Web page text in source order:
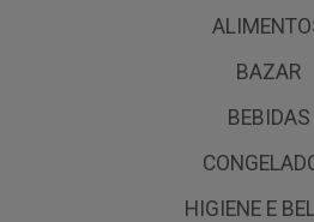
BAZAR
BEBIDAS
HIGIENE E